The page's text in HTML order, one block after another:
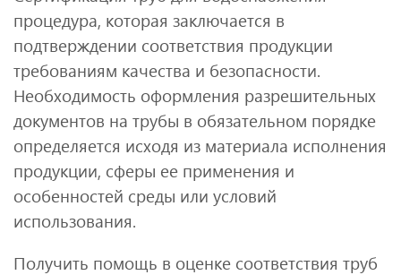
процедура, которая заключается в
подтверждении соответствия продукции
требованиям качества и безопасности.
Необходимость оформления разрешительных
документов на трубы в обязательном порядке
определяется исходя из материала исполнения
продукции, сферы ее применения и
особенностей среды или условий
использования.
Получить помощь в оценке соответствия труб